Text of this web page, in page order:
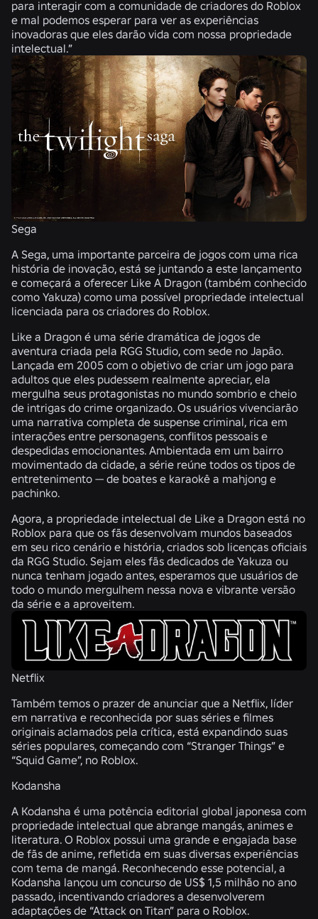
para interagir com a comunidade de criadores do Roblox
e mal podemos esperar para ver as experiências
inovadoras que eles darão vida com nossa propriedade
intelectual.”
Sega
A Sega, uma importante parceira de jogos com uma rica
história de inovação, está se juntando a este lançamento
e começará a oferecer Like A Dragon (também conhecido
como Yakuza) como uma possível propriedade intelectual
licenciada para os criadores do Roblox.
Like a Dragon é uma série dramática de jogos de
aventura criada pela RGG Studio, com sede no Japão.
Lançada em 2005 com o objetivo de criar um jogo para
adultos que eles pudessem realmente apreciar, ela
mergulha seus protagonistas no mundo sombrio e cheio
de intrigas do crime organizado. Os usuários vivenciarão
uma narrativa completa de suspense criminal, rica em
interações entre personagens, conflitos pessoais e
despedidas emocionantes. Ambientada em um bairro
movimentado da cidade, a série reúne todos os tipos de
entretenimento — de boates e karaokê a mahjong e
pachinko.
Agora, a propriedade intelectual de Like a Dragon está no
Roblox para que os fãs desenvolvam mundos baseados
em seu rico cenário e história, criados sob licenças oficiais
da RGG Studio. Sejam eles fãs dedicados de Yakuza ou
nunca tenham jogado antes, esperamos que usuários de
todo o mundo mergulhem nessa nova e vibrante versão
da série e a aproveitem.
Netflix
Também temos o prazer de anunciar que a Netflix, líder
em narrativa e reconhecida por suas séries e filmes
originais aclamados pela crítica, está expandindo suas
séries populares, começando com “Stranger Things” e
“Squid Game”, no Roblox.
Kodansha
A Kodansha é uma potência editorial global japonesa com
propriedade intelectual que abrange mangás, animes e
literatura. O Roblox possui uma grande e engajada base
de fãs de anime, refletida em suas diversas experiências
com tema de mangá. Reconhecendo esse potencial, a
Kodansha lançou um concurso de US$ 1,5 milhão no ano
passado, incentivando criadores a desenvolverem
adaptações de “Attack on Titan” para o Roblox.